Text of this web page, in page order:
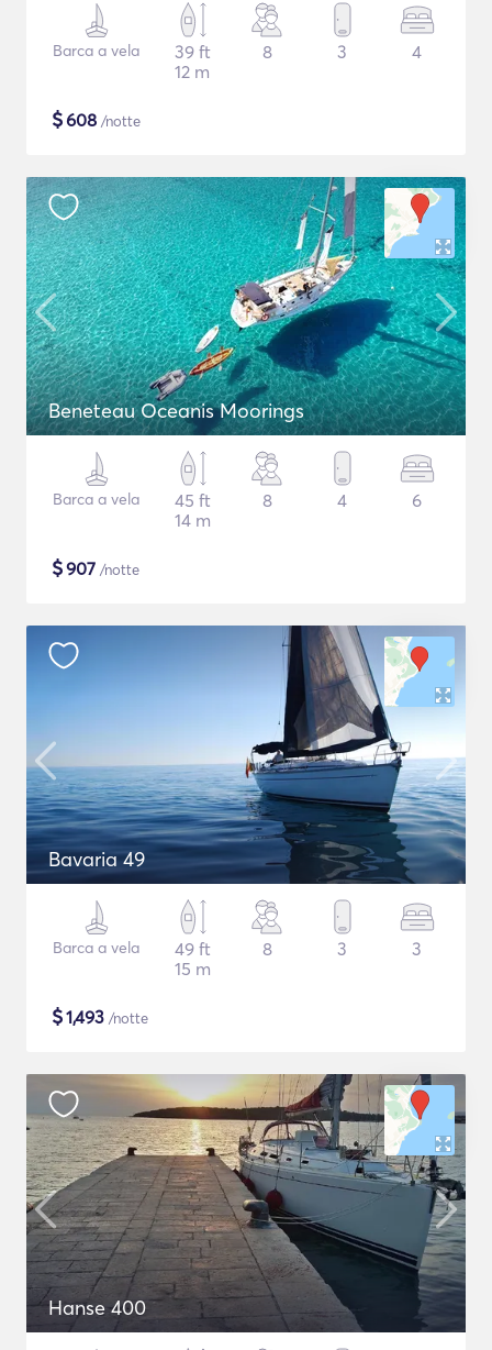
Barca a vela
39 ft
12 m
8 3 4
$608 /notte
Beneteau Oceanis Moorings
Barca a vela
45 ft
14 m
8 4 6
$907 /notte
Bavaria 49
Barca a vela
49 ft
15 m
8 3 3
$1,493 /notte
Hanse 400